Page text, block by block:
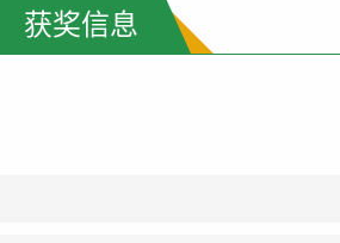
获奖信息